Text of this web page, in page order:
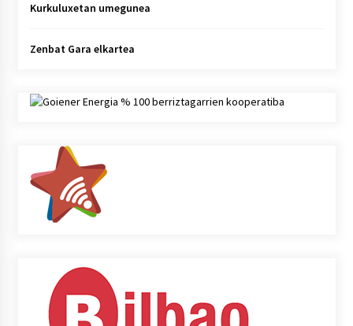
Kurkuluxetan umegunea
Zenbat Gara elkartea